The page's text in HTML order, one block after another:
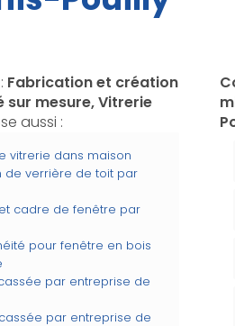
Fabrication et création
sur mesure, Vitrerie
aussi :
vitrerie dans maison
de verrière de toit par
cadre de fenêtre par
pour fenêtre en bois
par entreprise de
par entreprise de